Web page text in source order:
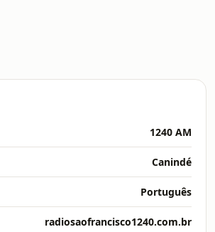
1240 AM
Canindé
Português
radiosaofrancisco1240.com.br